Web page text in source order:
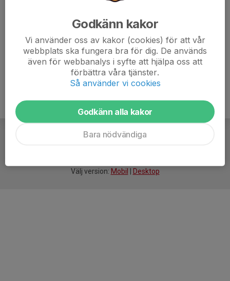
Välj version: Mobil Desktop
Godkänn kakor
Vi använder oss av kakor (cookies) för att vår
webbplats ska fungera bra för dig. De används
även för webbanalys i syfte att hjälpa oss att
förbättra våra tjänster.
Så använder vi cookies
Godkänn alla kakor
Bara nödvändiga